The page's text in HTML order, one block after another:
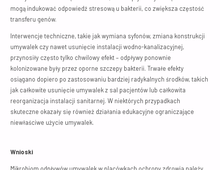
mogą indukować odpowiedź stresową u bakterii, co zwiększa częstość
transferu genów.
Interwencje techniczne, takie jak wymiana syfonów, zmiana konstrukcji
umywalek czy nawet usunięcie instalacji wodno-kanalizacyjnej,
przynosiły często tylko chwilowy efekt – odpływy ponownie
kolonizowane były przez oporne szczepy bakterii. Trwałe efekty
osiągano dopiero po zastosowaniu bardziej radykalnych środków, takich
jak całkowite usunięcie umywalek z sal pacjentów lub całkowita
reorganizacja instalacji sanitarnej. W niektórych przypadkach
skuteczne okazały się również działania edukacyjne ograniczające
niewłaściwe użycie umywalek.
Wnioski